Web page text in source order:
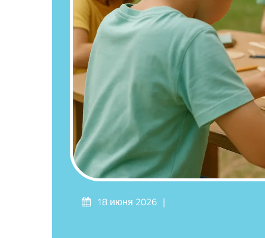
Опубликовано
18 июня 2026